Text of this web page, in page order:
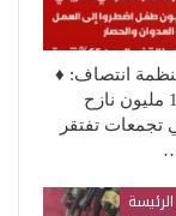
انتصاف: ♦️
أكثر من 1.4 مليون نازح
تجمعات تفتقر